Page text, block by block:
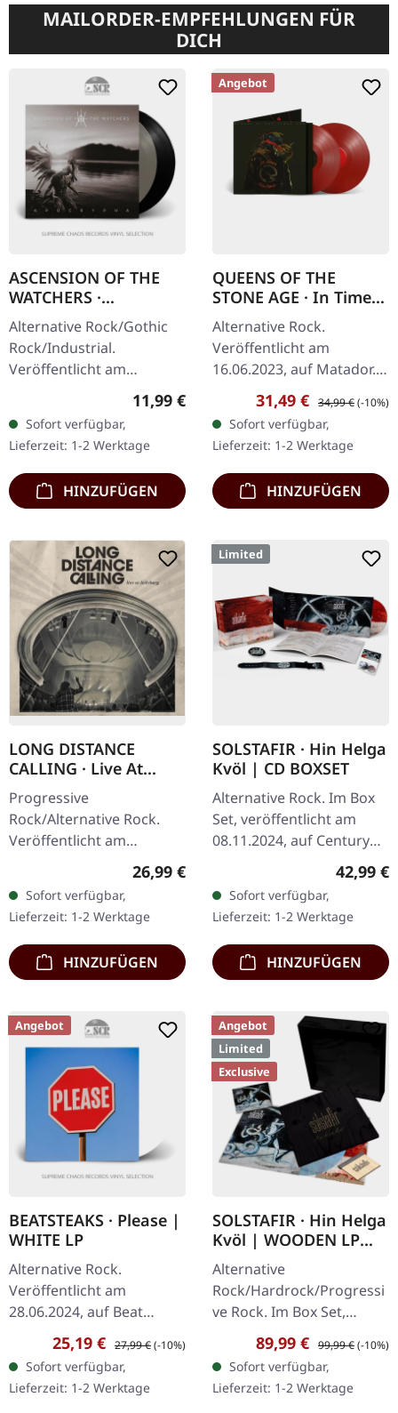
MAILORDER-EMPFEHLUNGEN FÜR
DICH
ASCENSION OF THE
WATCHERS ·
Apocrypha |
CLEAR/BLACK 2LP
Alternative Rock/Gothic
Rock/Industrial.
Veröffentlicht am
09.10.2020, auf Back On
Black. Deluxe Doppel-
Vinyl Album auf einer
schwarzen und einer…
Regulärer Preis:
11,99 €
Sofort verfügbar,
Lieferzeit: 1-2 Werktage
HINZUFÜGEN
Angebot
QUEENS OF THE
STONE AGE · In Times
New Roman... | RED
2LP
Alternative Rock.
Veröffentlicht am
16.06.2023, auf Matador.
Rotes Doppel-Vinyl im
Gatefold-Cover. Queens of
the Stone Age kehren mit
ihrem achten…
Verkaufspreis:
31,49 € Regulärer Preis:
34,99 €(-10%)
Sofort verfügbar,
Lieferzeit: 1-2 Werktage
HINZUFÜGEN
LONG DISTANCE
CALLING · Live At
Lichtburg | CD+BLU-
RAY DIGIPAK
Progressive
Rock/Alternative Rock.
Veröffentlicht am
05.12.2025, auf earMUSIC.
DigiPak mit BluRay und
CD. Als Long Distance
Calling die Bühne der…
Regulärer Preis:
26,99 €
Sofort verfügbar,
Lieferzeit: 1-2 Werktage
HINZUFÜGEN
Limited
SOLSTAFIR · Hin Helga
Kvöl | CD BOXSET
Alternative Rock. Im Box
Set, veröffentlicht am
08.11.2024, auf Century
Limitiertes Boxset, enthält
eine Digipak CD, Armband
aus…
42,99 €
Sofort verfügbar,
Lieferzeit: 1-2 Werktage
HINZUFÜGEN
Angebot
BEATSTEAKS · Please |
WHITE LP
Alternative Rock.
Veröffentlicht am
28.06.2024, auf Beat
Records. Weißes Vinyl im
Gatefold-Cover. Die
Beatsteaks, bekannt für
ihre dynamische…
Verkaufspreis:
25,19 € Regulärer Preis:
27,99 €(-10%)
Sofort verfügbar,
Lieferzeit: 1-2 Werktage
Angebot
Limited
Exclusive
SOLSTAFIR · Hin Helga
Kvöl | WOODEN LP
BOXSET
Alternative
Rock/Hardrock/Progressi
ve Rock. Im Box Set,
veröffentlicht am
08.11.2024, auf Century
Media Records. Nur bei
Supreme Chaos Recods…
Verkaufspreis:
89,99 € Regulärer Preis:
99,99 €(-10%)
Sofort verfügbar,
Lieferzeit: 1-2 Werktage